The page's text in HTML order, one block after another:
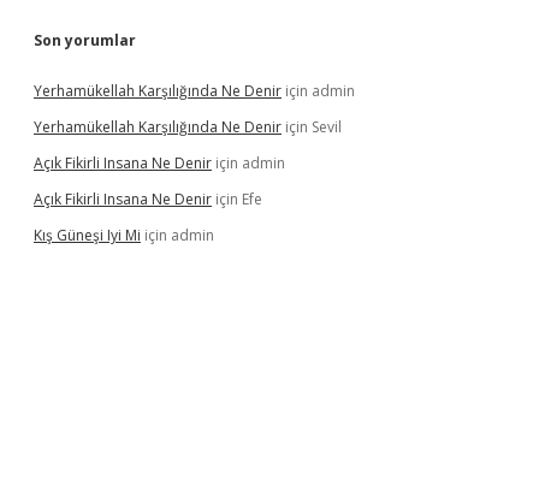
Son yorumlar
Yerhamükellah Karşılığında Ne Denir için admin
Yerhamükellah Karşılığında Ne Denir için Sevil
Açık Fikirli Insana Ne Denir için admin
Açık Fikirli Insana Ne Denir için Efe
Kış Güneşi Iyi Mi için admin